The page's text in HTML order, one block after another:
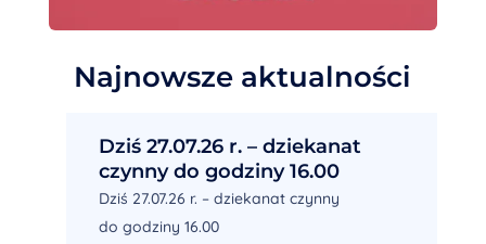
Najnowsze aktualności
Dziś 27.07.26 r. – dziekanat
czynny do godziny 16.00
Dziś 27.07.26 r. – dziekanat czynny
do godziny 16.00